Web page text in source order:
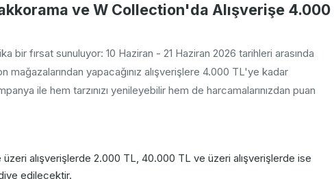
ve W Collection'da Alışverişe 4.000
bir fırsat sunuluyor: 10 Haziran - 21 Haziran 2026 tarihleri arasında
yapacağınız alışverişlere 4.000 TL'ye kadar
ile hem tarzınızı yenileyebilir hem de harcamalarınızdan puan
alışverişlerde 2.000 TL, 40.000 TL ve üzeri alışverişlerde ise
edilecektir.